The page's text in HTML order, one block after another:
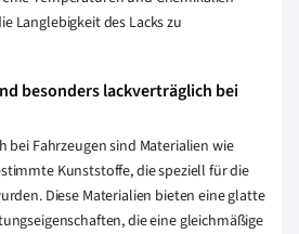
Langlebigkeit des Lacks zu
besonders lackverträglich bei
bei Fahrzeugen sind Materialien wie
Kunststoffe, die speziell für die
Diese Materialien bieten eine glatte
die eine gleichmäßige